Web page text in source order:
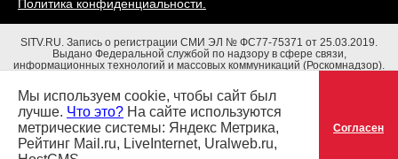
Политика конфиденциальности.
SITV.RU. Запись о регистрации СМИ ЭЛ № ФС77-75371 от 25.03.2019.
Выдано Федеральной службой по надзору в сфере связи,
информационных технологий и массовых коммуникаций (Роскомнадзор).
Адрес редакции: 628403, Тюменская обл., ХМАО - Югра, г. Сургут, ул.
Маяковского, д. 16. Главный редактор: Чубенко В.Л.
Мы используем cookie, чтобы сайт был
лучше. Что это? На сайте используются
метрические системы: Яндекс Метрика,
Рейтинг Mail.ru, LiveInternet, Uralweb.ru,
Согласен